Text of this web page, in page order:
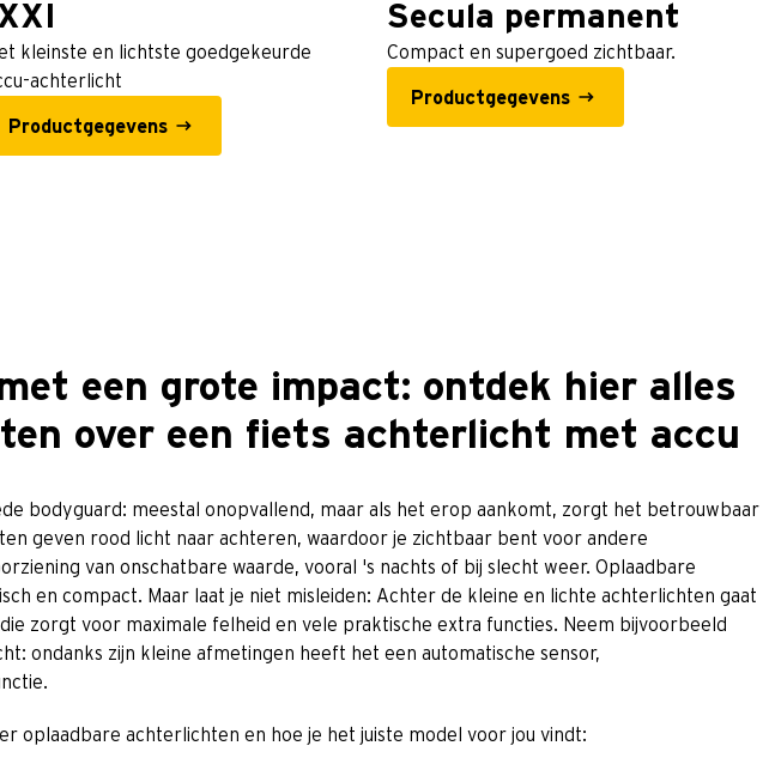
kleinste en lichtste goedgekeurde
achterlicht
Productgegevens
Secula permanent
Compact en supergoed zichtbaar.
Productgegevens
een grote impact: ontdek hier alles
over een fiets achterlicht met accu
bodyguard: meestal onopvallend, maar als het erop aankomt, zorgt het betrouwbaar
geven rood licht naar achteren, waardoor je zichtbaar bent voor andere
van onschatbare waarde, vooral 's nachts of bij slecht weer. Oplaadbare
en compact. Maar laat je niet misleiden: Achter de kleine en lichte achterlichten gaat
zorgt voor maximale felheid en vele praktische extra functies. Neem bijvoorbeeld
ondanks zijn kleine afmetingen heeft het een automatische sensor,
oplaadbare achterlichten en hoe je het juiste model voor jou vindt: